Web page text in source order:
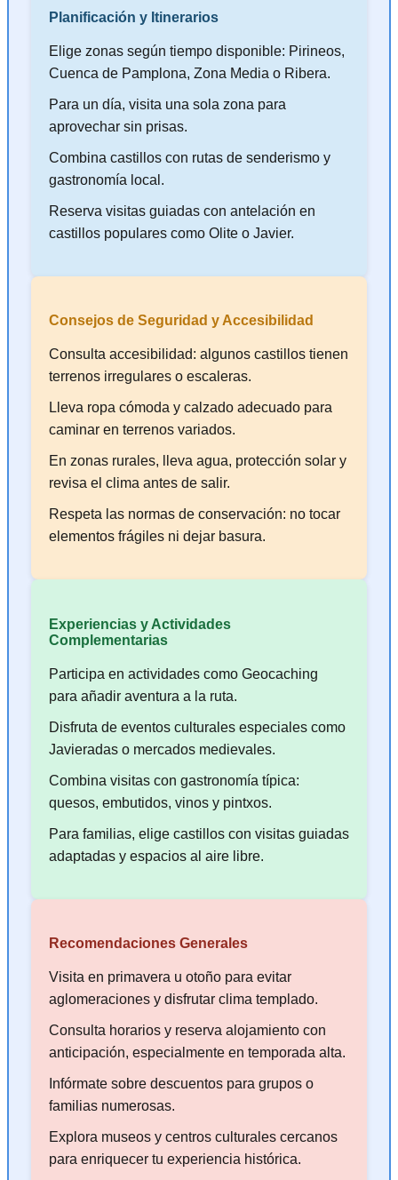
Planificación y Itinerarios
Elige zonas según tiempo disponible: Pirineos,
Cuenca de Pamplona, Zona Media o Ribera.
Para un día, visita una sola zona para
aprovechar sin prisas.
Combina castillos con rutas de senderismo y
gastronomía local.
Reserva visitas guiadas con antelación en
castillos populares como Olite o Javier.
Consejos de Seguridad y Accesibilidad
Consulta accesibilidad: algunos castillos tienen
terrenos irregulares o escaleras.
Lleva ropa cómoda y calzado adecuado para
caminar en terrenos variados.
En zonas rurales, lleva agua, protección solar y
revisa el clima antes de salir.
Respeta las normas de conservación: no tocar
elementos frágiles ni dejar basura.
Experiencias y Actividades
Complementarias
Participa en actividades como Geocaching
para añadir aventura a la ruta.
Disfruta de eventos culturales especiales como
Javieradas o mercados medievales.
Combina visitas con gastronomía típica:
quesos, embutidos, vinos y pintxos.
Para familias, elige castillos con visitas guiadas
adaptadas y espacios al aire libre.
Recomendaciones Generales
Visita en primavera u otoño para evitar
aglomeraciones y disfrutar clima templado.
Consulta horarios y reserva alojamiento con
anticipación, especialmente en temporada alta.
Infórmate sobre descuentos para grupos o
familias numerosas.
Explora museos y centros culturales cercanos
para enriquecer tu experiencia histórica.